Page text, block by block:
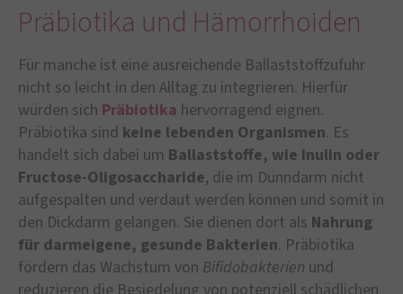
Präbiotika und Hämorrhoiden
Für manche ist eine ausreichende Ballaststoffzufuhr
nicht so leicht in den Alltag zu integrieren. Hierfür
würden sich Präbiotika hervorragend eignen.
Präbiotika sind keine lebenden Organismen. Es
handelt sich dabei um Ballaststoffe, wie Inulin oder
Fructose-Oligosaccharide, die im Dünndarm nicht
aufgespalten und verdaut werden können und somit in
den Dickdarm gelangen. Sie dienen dort als Nahrung
für darmeigene, gesunde Bakterien. Präbiotika
fördern das Wachstum von Bifidobakterien und